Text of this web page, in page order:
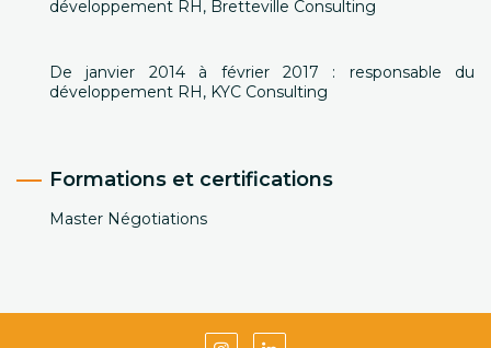
développement RH, Bretteville Consulting
De janvier 2014 à février 2017 : responsable du
développement RH, KYC Consulting
Formations et certifications
Master Négotiations